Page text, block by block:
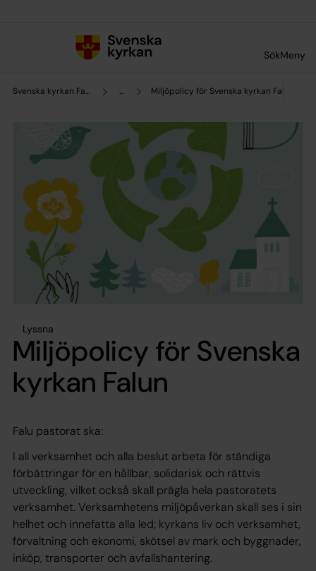
SökMeny
Svenska kyrkan Falun ... Miljöpolicy för Svenska kyrkan Falun
Lyssna
Miljöpolicy för Svenska
kyrkan Falun
Falu pastorat ska:
I all verksamhet och alla beslut arbeta för ständiga
förbättringar för en hållbar, solidarisk och rättvis
utveckling, vilket också skall prägla hela pastoratets
verksamhet. Verksamhetens miljöpåverkan skall ses i sin
helhet och innefatta alla led; kyrkans liv och verksamhet,
förvaltning och ekonomi, skötsel av mark och byggnader,
inköp, transporter och avfallshantering.